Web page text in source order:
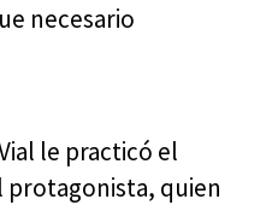
necesario
le practicó el
quien